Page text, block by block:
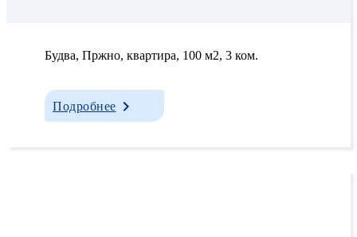
Будва, Пржно, квартира, 100 м2, 3 ком.
Подробнее